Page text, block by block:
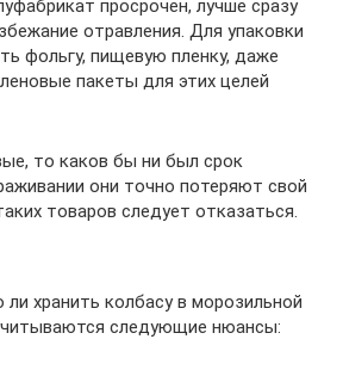
просрочен, лучше сразу
отравления. Для упаковки
фольгу, пищевую пленку, даже
пакеты для этих целей
то каков бы ни был срок
они точно потеряют свой
товаров следует отказаться.
хранить колбасу в морозильной
следующие нюансы: